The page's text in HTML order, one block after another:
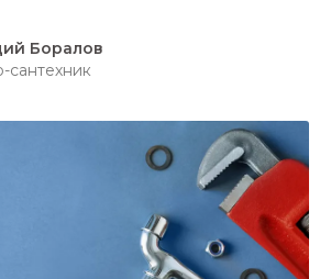
Боралов
сантехник